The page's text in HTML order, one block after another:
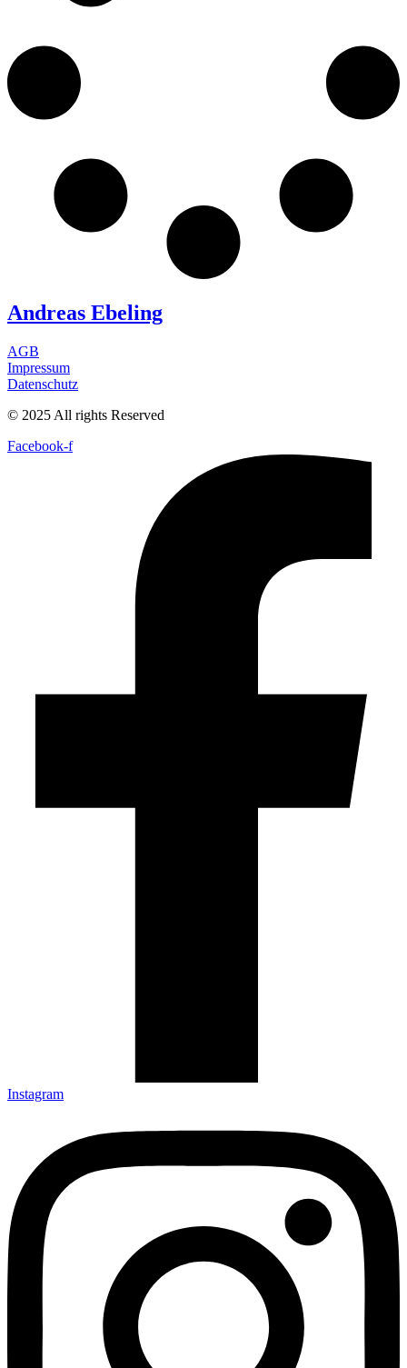
Andreas Ebeling
AGB
Impressum
Datenschutz
© 2025 All rights Reserved
Facebook-f
Instagram